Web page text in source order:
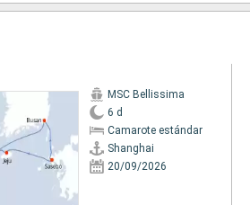
MSC Bellissima
6 d
Camarote estándar
Shanghai
20/09/2026